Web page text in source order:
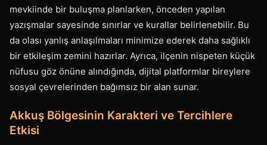
mevkiinde bir buluşma planlarken, önceden yapılan
yazışmalar sayesinde sınırlar ve kurallar belirlenebilir. Bu
da olası yanlış anlaşılmaları minimize ederek daha sağlıklı
bir etkileşim zemini hazırlar. Ayrıca, ilçenin nispeten küçük
nüfusu göz önüne alındığında, dijital platformlar bireylere
sosyal çevrelerinden bağımsız bir alan sunar.
Akkuş Bölgesinin Karakteri ve Tercihlere
Etkisi